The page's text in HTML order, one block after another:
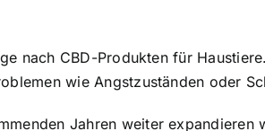
nach CBD-Produkten für
wie Angstzuständen oder
Jahren weiter